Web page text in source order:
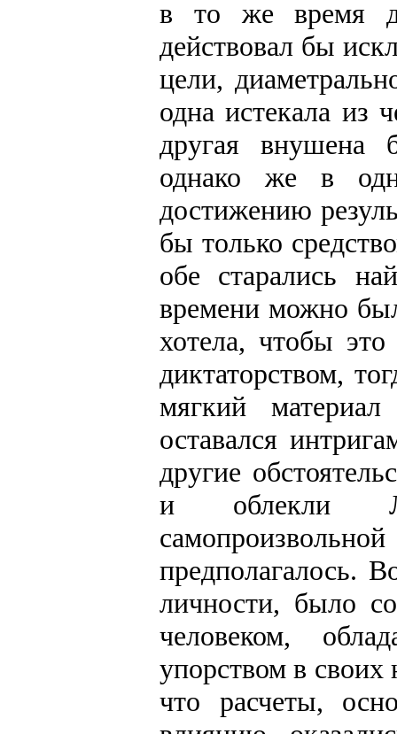
в то же время
действовал бы
цели,
одна истекала из
другая внушена
однако же в
достижению
бы только
обе старались
времени можно
хотела, чтобы
диктаторством,
мягкий
оставался
другие
и облекли
предполагалось.
личности, было
человеком,
упорством в
что расчеты,